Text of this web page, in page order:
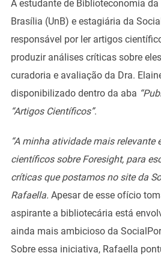
A estudante de Biblioteconomia da
Brasília (UnB) e estagiária da
responsável por ler artigos
produzir análises críticas sobre
curadoria e avaliação da Dra.
disponibilizado dentro da aba
“Artigos Científicos”.
“A minha atividade mais relevante
científicos sobre Foresight, para
críticas que postamos no site da
Rafaella. Apesar de esse ofício
aspirante a bibliotecária está
ainda mais ambicioso da
Sobre essa iniciativa, Rafaella